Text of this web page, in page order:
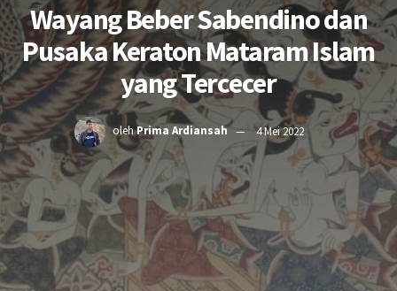
Wayang Beber Sabendino dan
Pusaka Keraton Mataram Islam
yang Tercecer
olehPrima Ardiansah 4 Mei 2022